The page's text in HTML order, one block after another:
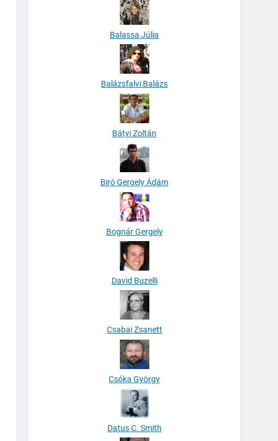
Balassa Júlia
Balázsfalvi Balázs
Bátyi Zoltán
Biró Gergely Ádám
Bognár Gergely
David Buzelli
Csabai Zsanett
Csóka György
Datus C. Smith